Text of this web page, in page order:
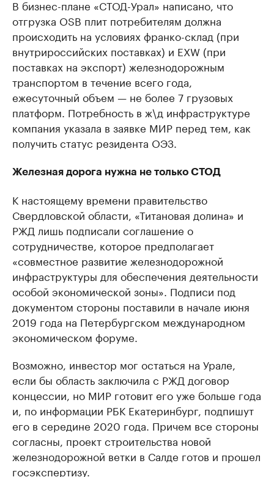
В бизнес-плане «СТОД-Урал» написано, что
отгрузка OSB плит потребителям должна
происходить на условиях франко-склад (при
внутрироссийских поставках) и EXW (при
поставках на экспорт) железнодорожным
транспортом в течение всего года,
ежесуточный объем — не более 7 грузовых
платформ. Потребность в ж\д инфраструктуре
компания указала в заявке МИР перед тем, как
получить статус резидента ОЭЗ.
Железная дорога нужна не только СТОД
К настоящему времени правительство
Свердловской области, «Титановая долина» и
РЖД лишь подписали соглашение о
сотрудничестве, которое предполагает
«совместное развитие железнодорожной
инфраструктуры для обеспечения деятельности
особой экономической зоны». Подписи под
документом стороны поставили в начале июня
2019 года на Петербургском международном
экономическом форуме.
Возможно, инвестор мог остаться на Урале,
если бы область заключила с РЖД договор
концессии, но МИР готовит его уже больше года
и, по информации РБК Екатеринбург, подпишут
его в середине 2020 года. Причем все стороны
согласны, проект строительства новой
железнодорожной ветки в Салде готов и прошел
госэкспертизу.